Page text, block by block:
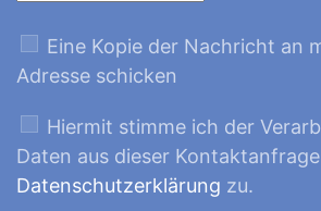
Eine Kopie der Nachricht an
Adresse schicken
Hiermit stimme ich der
Daten aus dieser
Datenschutzerklärung zu.